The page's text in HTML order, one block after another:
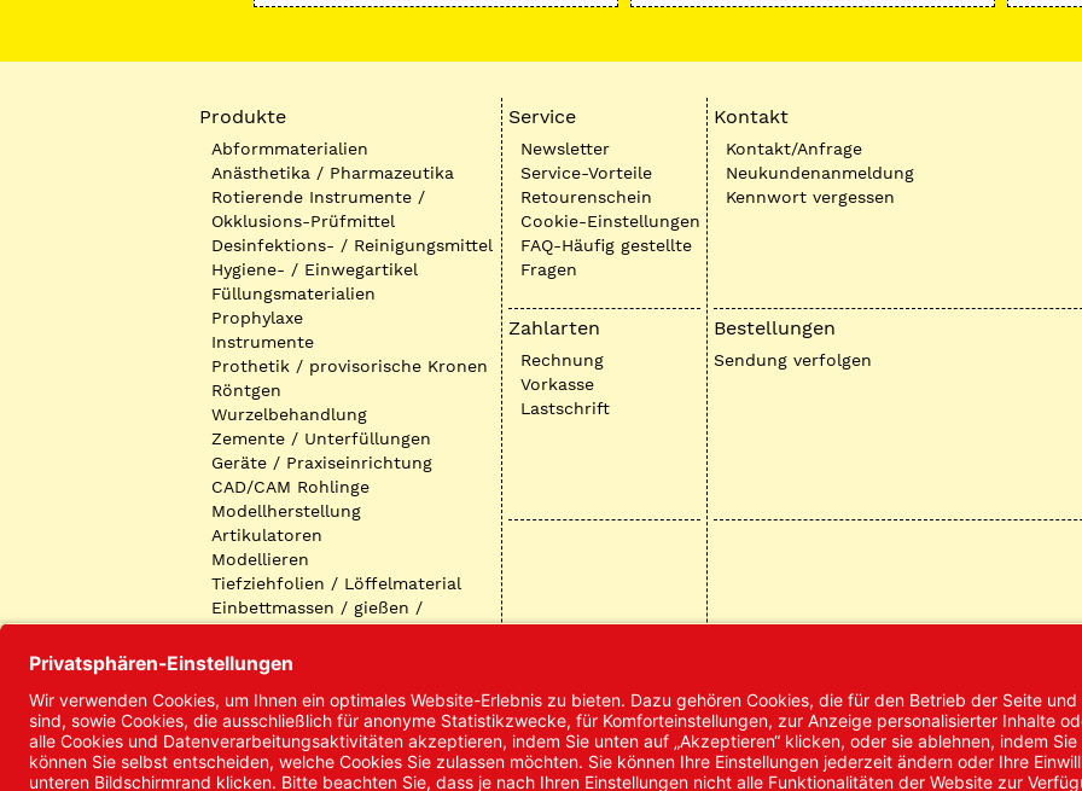
Produkte
Abformmaterialien
Anästhetika / Pharmazeutika
Rotierende Instrumente /
Okklusions-Prüfmittel
Desinfektions- / Reinigungsmittel
Hygiene- / Einwegartikel
Füllungsmaterialien
Prophylaxe
Instrumente
Prothetik / provisorische Kronen
Röntgen
Wurzelbehandlung
Zemente / Unterfüllungen
Geräte / Praxiseinrichtung
CAD/CAM Rohlinge
Modellherstellung
Artikulatoren
Modellieren
Tiefziehfolien / Löffelmaterial
Einbettmassen / gießen /
Oberflächenbearbeitung
Keramik
Verblendmaterialien
Instrumente
Kieferorthopädie /
Klammerdrähte
Service
Newsletter
Service-Vorteile
Retourenschein
Cookie-Einstellungen
FAQ-Häufig gestellte
Fragen
Zahlarten
Rechnung
Vorkasse
Lastschrift
Kontakt
Kontakt/Anfrage
Neukundenanmeldung
Kennwort vergessen
Bestellungen
Sendung verfolgen